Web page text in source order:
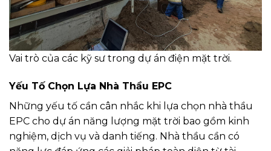
Vai trò của các kỹ sư trong dự án điện mặt trời.
Yếu Tố Chọn Lựa Nhà Thầu EPC
Những yếu tố cần cân nhắc khi lựa chọn nhà thầu
EPC cho dự án năng lượng mặt trời bao gồm kinh
nghiệm, dịch vụ và danh tiếng. Nhà thầu cần có